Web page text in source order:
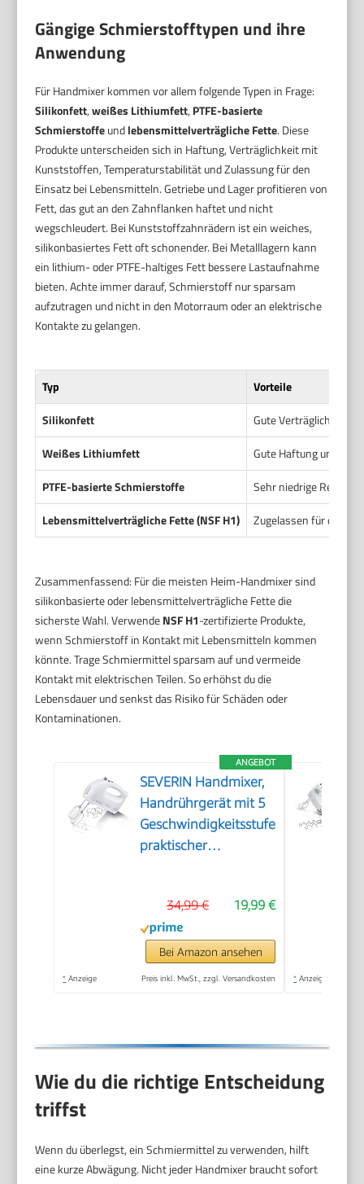
Gängige Schmierstofftypen und ihre
Anwendung
Für Handmixer kommen vor allem folgende Typen in Frage:
Silikonfett,weißes Lithiumfett, PTFE-basierte
Schmierstoffeundlebensmittelverträgliche Fette. Diese
Produkte unterscheiden sich in Haftung, Verträglichkeit mit
Kunststoffen, Temperaturstabilität und Zulassung für den
Einsatz bei Lebensmitteln. Getriebe und Lager profitieren von
Fett, das gut an den Zahnflanken haftet und nicht
wegschleudert. Bei Kunststoffzahnrädern ist ein weiches,
silikonbasiertes Fett oft schonender. Bei Metalllagern kann
ein lithium- oder PTFE-haltiges Fett bessere Lastaufnahme
bieten. Achte immer darauf, Schmierstoff nur sparsam
aufzutragen und nicht in den Motorraum oder an elektrische
Kontakte zu gelangen.
Typ
Vorteile
Silikonfett
Gute Verträglichkeit
Weißes Lithiumfett
Gute Haftung und
PTFE-basierte Schmierstoffe
Sehr niedrige
Lebensmittelverträgliche Fette (NSF H1)
Zugelassen für den
Zusammenfassend: Für die meisten Heim-Handmixer sind
silikonbasierte oder lebensmittelverträgliche Fette die
sicherste Wahl. VerwendeNSF H1-zertifizierte Produkte,
wenn Schmierstoff in Kontakt mit Lebensmitteln kommen
könnte. Trage Schmiermittel sparsam auf und vermeide
Kontakt mit elektrischen Teilen. So erhöhst du die
Lebensdauer und senkst das Risiko für Schäden oder
Kontaminationen.
ANGEBOT
SEVERIN Handmixer,
Handrührgerät mit 5
Geschwindigkeitsstufen,
praktischer
und -Knethaken,
weiß, HM 3820
19,99 €
34,99 €
Bei Amazon ansehen
* Anzeige Preis inkl. MwSt., zzgl. Versandkosten * Anzeige
Wie du die richtige Entscheidung
triffst
Wenn du überlegst, ein Schmiermittel zu verwenden, hilft
eine kurze Abwägung. Nicht jeder Handmixer braucht sofort